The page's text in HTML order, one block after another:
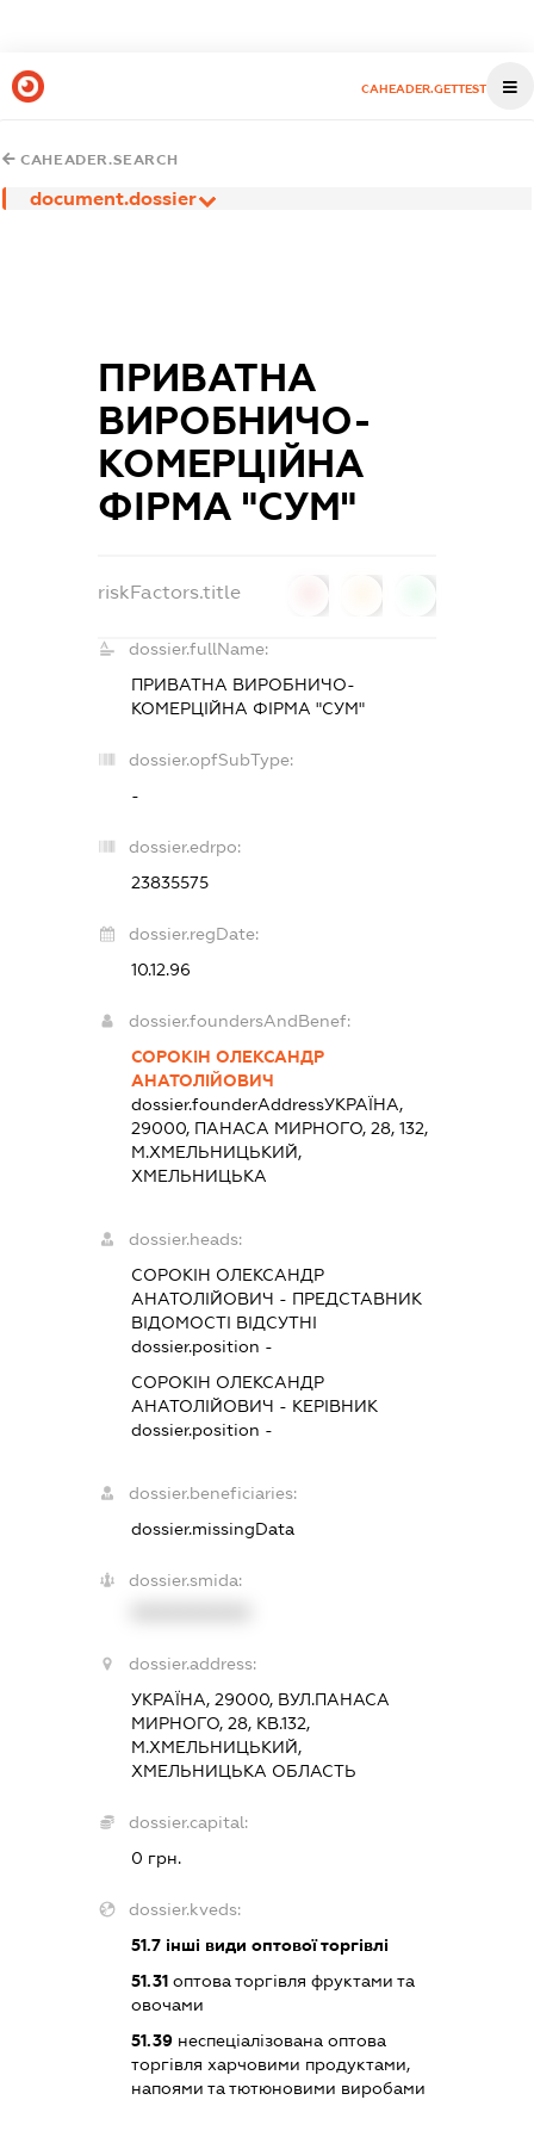
CAHEADER.GETTEST
CAHEADER.SEARCH
document.dossier
ПРИВАТНА
ВИРОБНИЧО-
КОМЕРЦІЙНА
ФІРМА "СУМ"
riskFactors.title
dossier.fullName:
ПРИВАТНА ВИРОБНИЧО-
КОМЕРЦІЙНА ФІРМА "СУМ"
dossier.opfSubType:
-
dossier.edrpo:
23835575
dossier.regDate:
10.12.96
dossier.foundersAndBenef:
СОРОКІН ОЛЕКСАНДР
АНАТОЛІЙОВИЧ
dossier.founderAddressУКРАЇНА,
29000, ПАНАСА МИРНОГО, 28, 132,
М.ХМЕЛЬНИЦЬКИЙ,
ХМЕЛЬНИЦЬКА
dossier.heads:
СОРОКІН ОЛЕКСАНДР
АНАТОЛІЙОВИЧ - ПРЕДСТАВНИК
ВІДОМОСТІ ВІДСУТНІ
dossier.position -
СОРОКІН ОЛЕКСАНДР
АНАТОЛІЙОВИЧ - КЕРІВНИК
dossier.position -
dossier.beneficiaries:
dossier.missingData
dossier.smida:
dossier.address:
УКРАЇНА, 29000, ВУЛ.ПАНАСА
МИРНОГО, 28, КВ.132,
М.ХМЕЛЬНИЦЬКИЙ,
ХМЕЛЬНИЦЬКА ОБЛАСТЬ
dossier.capital:
0 грн.
dossier.kveds:
51.7інші види оптової торгівлі
51.31оптова торгівля фруктами та
овочами
51.39неспеціалізована оптова
торгівля харчовими продуктами,
напоями та тютюновими виробами